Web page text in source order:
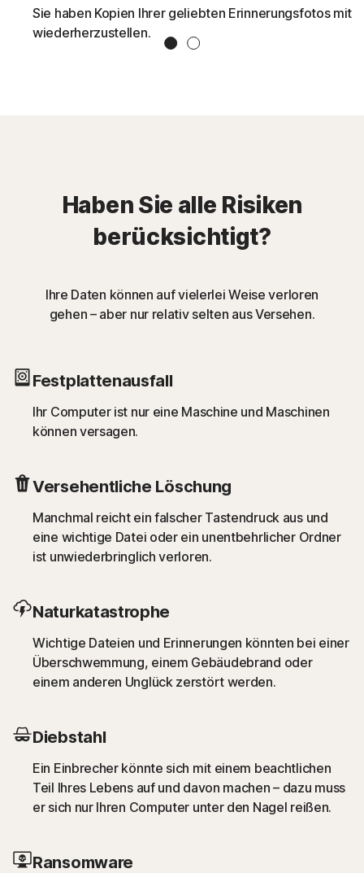
Sie haben Kopien Ihrer geliebten Erinnerungsfotos mit
wiederherzustellen.
1 Slide2 Slide
Haben Sie alle Risiken
berücksichtigt?
Ihre Daten können auf vielerlei Weise verloren
gehen – aber nur relativ selten aus Versehen.
Festplattenausfall
Ihr Computer ist nur eine Maschine und Maschinen
können versagen.
Versehentliche Löschung
Manchmal reicht ein falscher Tastendruck aus und
eine wichtige Datei oder ein unentbehrlicher Ordner
ist unwiederbringlich verloren.
Naturkatastrophe
Wichtige Dateien und Erinnerungen könnten bei einer
Überschwemmung, einem Gebäudebrand oder
einem anderen Unglück zerstört werden.
Diebstahl
Ein Einbrecher könnte sich mit einem beachtlichen
Teil Ihres Lebens auf und davon machen – dazu muss
er sich nur Ihren Computer unter den Nagel reißen.
Ransomware